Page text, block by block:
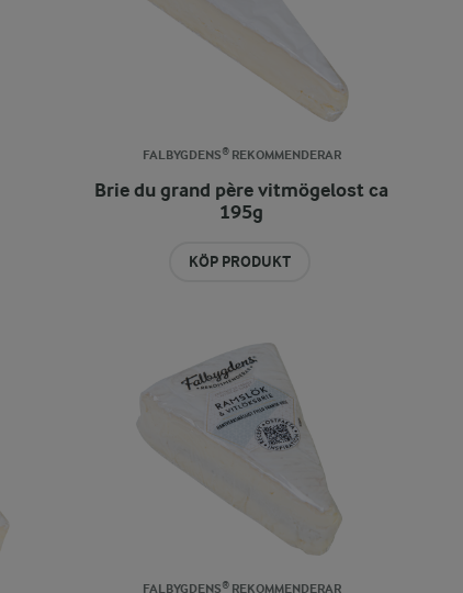
FALBYGDENS® REKOMMENDERAR
Brie du grand père vitmögelost ca
195g
KÖP PRODUKT
FALBYGDENS® REKOMMENDERAR